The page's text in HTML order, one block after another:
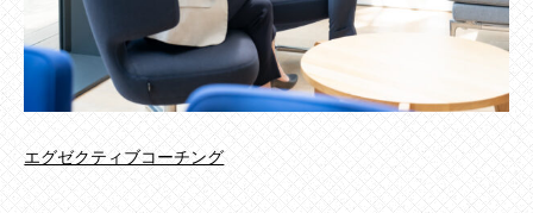
エグゼクティブコーチング